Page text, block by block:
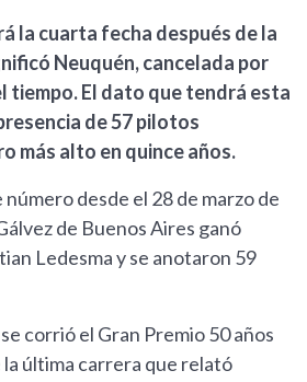
la cuarta fecha después de la
Neuquén, cancelada por
tiempo. El dato que tendrá esta
de 57 pilotos
más alto en quince años.
número desde el 28 de marzo de
de Buenos Aires ganó
Ledesma y se anotaron 59
corrió el Gran Premio 50 años
última carrera que relató